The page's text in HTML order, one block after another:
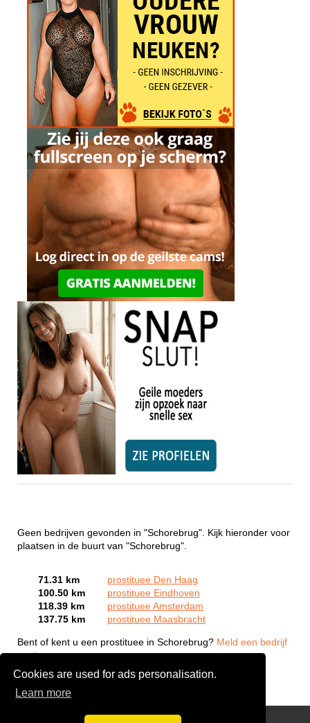
Cookies are used for ads personalisation.
Learn more
Geen bedrijven gevonden in "Schorebrug". Kijk hieronder voor
plaatsen in de buurt van "Schorebrug".
71.31 km
prostituee Den Haag
100.50 km
prostituee Eindhoven
118.39 km
prostituee Amsterdam
137.75 km
prostituee Maasbracht
Bent of kent u een prostituee in Schorebrug? Meld een bedrijf
gratis aan